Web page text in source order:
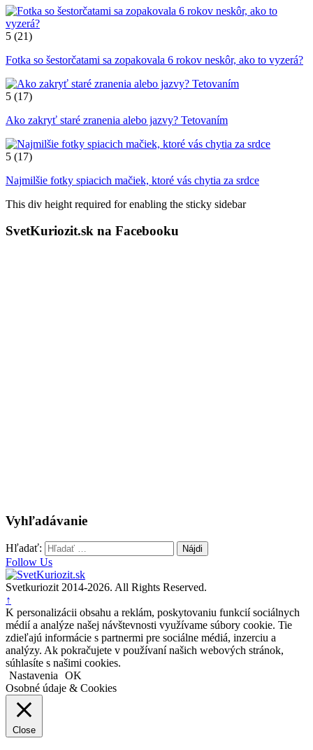
5 (21)
Fotka so šestorčatami sa zopakovala 6 rokov neskôr, ako to vyzerá?
5 (17)
Ako zakryť staré zranenia alebo jazvy? Tetovaním
5 (17)
Najmilšie fotky spiacich mačiek, ktoré vás chytia za srdce
This div height required for enabling the sticky sidebar
SvetKuriozit.sk na Facebooku
Vyhľadávanie
Hľadať:
Follow Us
Svetkuriozit 2014-2026. All Rights Reserved.
↑
K personalizácii obsahu a reklám, poskytovaniu funkcií sociálnych
médií a analýze našej návštevnosti využívame súbory cookie. Tie
zdieľajú informácie s partnermi pre sociálne médiá, inzerciu a
analýzy. Ak pokračujete v používaní našich webových stránok,
súhlasíte s našimi cookies.
Nastavenia OK
Osobné údaje & Cookies
Close